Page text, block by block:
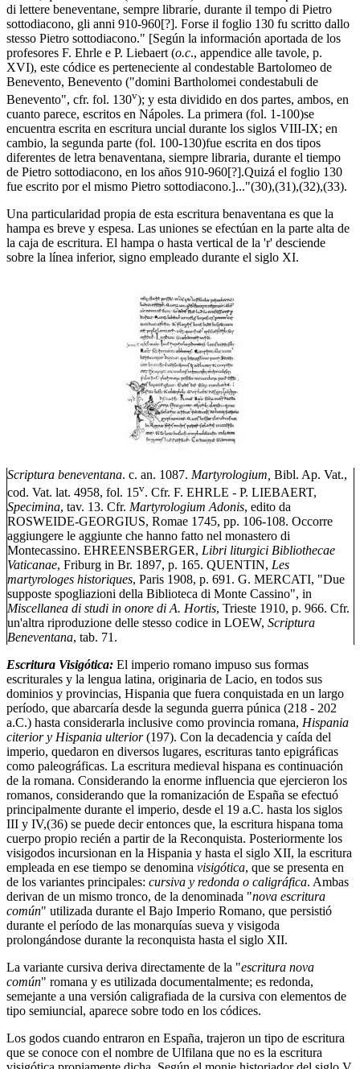
di lettere beneventane, sempre librarie, durante il tempo di Pietro
sottodiacono, gli anni 910-960[?]. Forse il foglio 130 fu scritto dallo
stesso Pietro sottodiacono." [Según la información aportada de los
profesores F. Ehrle e P. Liebaert (o.c., appendice alle tavole, p.
XVI), este códice es perteneciente al condestable Bartolomeo de
Benevento, Benevento ("domini Bartholomei condestabuli de
Benevento", cfr. fol. 130v); y esta dividido en dos partes, ambos, en
cuanto parece, escritos en Nápoles. La primera (fol. 1-100)se
encuentra escrita en escritura uncial durante los siglos VIII-IX; en
cambio, la segunda parte (fol. 100-130)fue escrita en dos tipos
diferentes de letra benaventana, siempre libraria, durante el tiempo
de Pietro sottodiacono, en los años 910-960[?].Quizá el foglio 130
fue escrito por el mismo Pietro sottodiacono.]..."(30),(31),(32),(33).
Una particularidad propia de esta escritura benaventana es que la
hampa es breve y espesa. Las uniones se efectúan en la parte alta de
la caja de escritura. El hampa o hasta vertical de la 'r' desciende
sobre la línea inferior, signo empleado durante el siglo XI.
Scriptura beneventana. c. an. 1087. Martyrologium, Bibl. Ap. Vat.,
cod. Vat. lat. 4958, fol. 15v. Cfr. F. EHRLE - P. LIEBAERT,
Specimina, tav. 13. Cfr. Martyrologium Adonis, edito da
ROSWEIDE-GEORGIUS, Romae 1745, pp. 106-108. Occorre
aggiungere le aggiunte che hanno fatto nel monastero di
Montecassino. EHREENSBERGER, Libri liturgici Bibliothecae
Vaticanae, Friburg in Br. 1897, p. 165. QUENTIN, Les
martyrologes historiques, Paris 1908, p. 691. G. MERCATI, "Due
supposte spogliazioni della Biblioteca di Monte Cassino", in
Miscellanea di studi in onore di A. Hortis, Trieste 1910, p. 966. Cfr.
un'altra riproduzione delle stesso codice in LOEW, Scriptura
Beneventana, tab. 71.
Escritura Visigótica: El imperio romano impuso sus formas
escriturales y la lengua latina, originaria de Lacio, en todos sus
dominios y provincias, Hispania que fuera conquistada en un largo
período, que abarcaría desde la segunda guerra púnica (218 - 202
a.C.) hasta considerarla inclusive como provincia romana, Hispania
citerior y Hispania ulterior(197). Con la decadencia y caída del
imperio, quedaron en diversos lugares, escrituras tanto epigráficas
como paleográficas. La escritura medieval hispana es continuación
de la romana. Considerando la enorme influencia que ejercieron los
romanos, considerando que la romanización de España se efectuó
principalmente durante el imperio, desde el 19 a.C. hasta los siglos
III y IV,(36) se puede decir entonces que, la escritura hispana toma
cuerpo propio recién a partir de la Reconquista. Posteriormente los
visigodos incursionan en la Hispania y hasta el siglo XII, la escritura
empleada en ese tiempo se denomina visigótica, que se presenta en
de los variantes principales: cursiva y redonda o caligráfica. Ambas
derivan de un mismo tronco, de la denominada "nova escritura
común" utilizada durante el Bajo Imperio Romano, que persistió
durante el período de las monarquías sueva y visigoda
prolongándose durante la reconquista hasta el siglo XII.
La variante cursiva deriva directamente de la "escritura nova
común" romana y es utilizada documentalmente; es redonda,
semejante a una versión caligrafiada de la cursiva con elementos de
tipo semiuncial, aparece sobre todo en los códices.
Los godos cuando entraron en España, trajeron un tipo de escritura
que se conoce con el nombre de Ulfilana que no es la escritura